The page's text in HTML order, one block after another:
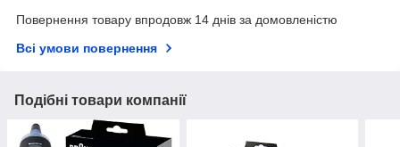
Повернення товару впродовж 14 днів за домовленістю
Всі умови повернення
Подібні товари компанії